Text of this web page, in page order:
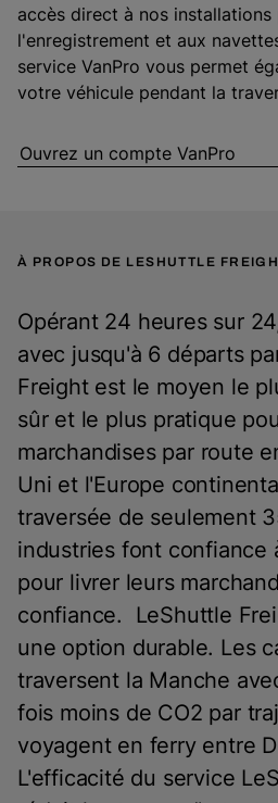
accès direct à nos installations
l'enregistrement et aux
service VanPro vous permet
votre véhicule pendant la
Ouvrez un compte VanPro
À PROPOS DE LESHUTTLE
Opérant 24 heures sur
avec jusqu'à 6 départs
Freight est le moyen le
sûr et le plus pratique
marchandises par route
Uni et l'Europe
traversée de seulement
industries font confiance
pour livrer leurs
confiance. LeShuttle
une option durable. Les
traversent la Manche
fois moins de CO2 par
voyagent en ferry entre
L'efficacité du service